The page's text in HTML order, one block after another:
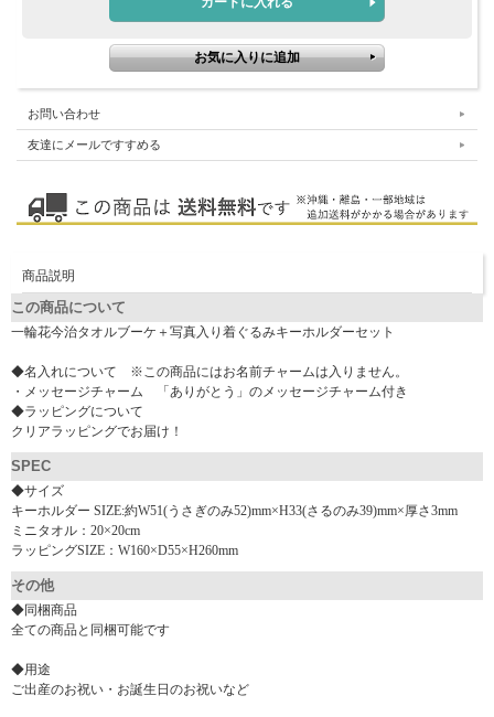
お問い合わせ
友達にメールですすめる
商品説明
この商品について
一輪花今治タオルブーケ＋写真入り着ぐるみキーホルダーセット
◆名入れについて ※この商品にはお名前チャームは入りません。
・メッセージチャーム 「ありがとう」のメッセージチャーム付き
◆ラッピングについて
クリアラッピングでお届け！
SPEC
◆サイズ
キーホルダー SIZE:約W51(うさぎのみ52)mm×H33(さるのみ39)mm×厚さ3mm
ミニタオル：20×20cm
ラッピングSIZE：W160×D55×H260mm
その他
◆同梱商品
全ての商品と同梱可能です
◆用途
ご出産のお祝い・お誕生日のお祝いなど